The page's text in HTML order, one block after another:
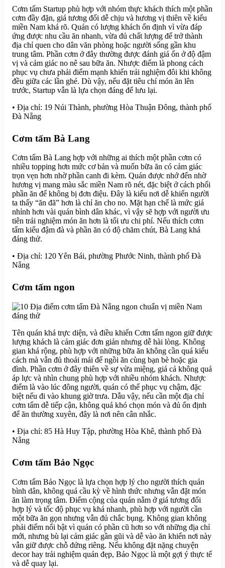
Cơm tấm Startup phù hợp với nhóm thực khách thích một phần
cơm đầy đặn, giá tương đối dễ chịu và hương vị thiên về kiểu
miền Nam khá rõ. Quán có lượng khách ổn định vì vừa đáp
ứng được nhu cầu ăn nhanh, vừa đủ chất lượng để trở thành
địa chỉ quen cho dân văn phòng hoặc người sống gần khu
trung tâm. Phần cơm ở đây thường được đánh giá ổn ở độ đậm
vị và cảm giác no nê sau bữa ăn. Nhược điểm là phong cách
phục vụ chưa phải điểm mạnh khiến trải nghiệm đôi khi không
đều giữa các lần ghé. Dù vậy, nếu đặt tiêu chí món ăn lên
trước, Startup vẫn là lựa chọn đáng để lưu lại.
• Địa chỉ: 19 Núi Thành, phường Hòa Thuận Đông, thành phố
Đà Nẵng
Cơm tấm Bà Lang
Cơm tấm Bà Lang hợp với những ai thích một phần cơm có
nhiều topping hơn mức cơ bản và muốn bữa ăn có cảm giác
trọn vẹn hơn nhờ phần canh đi kèm. Quán được nhớ đến nhờ
hương vị mang màu sắc miền Nam rõ nét, đặc biệt ở cách phối
phần ăn để không bị đơn điệu. Đây là kiểu nơi dễ khiến người
ta thấy “ăn đã” hơn là chỉ ăn cho no. Mặt hạn chế là mức giá
nhỉnh hơn vài quán bình dân khác, vì vậy sẽ hợp với người ưu
tiên trải nghiệm món ăn hơn là tối ưu chi phí. Nếu thích cơm
tấm kiểu đậm đà và phần ăn có độ chăm chút, Bà Lang khá
đáng thử.
• Địa chỉ: 120 Yên Bái, phường Phước Ninh, thành phố Đà
Nẵng
Cơm tấm ngon
Tên quán khá trực diện, và điều khiến Cơm tấm ngon giữ được
lượng khách là cảm giác đơn giản nhưng dễ hài lòng. Không
gian khá rộng, phù hợp với những bữa ăn không cần quá kiểu
cách mà vẫn đủ thoải mái để ngồi ăn cùng bạn bè hoặc gia
đình. Phần cơm ở đây thiên về sự vừa miệng, giá cả không quá
áp lực và nhìn chung phù hợp với nhiều nhóm khách. Nhược
điểm là vào lúc đông người, quán có thể phục vụ chậm, đặc
biệt nếu đi vào khung giờ trưa. Dẫu vậy, nếu cần một địa chỉ
cơm tấm dễ tiếp cận, không quá khó chọn món và đủ ổn định
để ăn thường xuyên, đây là nơi nên cân nhắc.
• Địa chỉ: 85 Hà Huy Tập, phường Hòa Khê, thành phố Đà
Nẵng
Cơm tấm Bảo Ngọc
Cơm tấm Bảo Ngọc là lựa chọn hợp lý cho người thích quán
bình dân, không quá cầu kỳ về hình thức nhưng vẫn đặt món
ăn làm trọng tâm. Điểm cộng của quán nằm ở giá tương đối
hợp lý và tốc độ phục vụ khá nhanh, phù hợp với người cần
một bữa ăn gọn nhưng vẫn đủ chắc bụng. Không gian không
phải điểm nổi bật vì quán có phần cũ hơn so với những địa chỉ
mới, nhưng bù lại cảm giác gần gũi và dễ vào ăn khiến nơi này
vẫn giữ được chỗ đứng riêng. Nếu không đặt nặng chuyện
decor hay trải nghiệm quán đẹp, Bảo Ngọc là một gợi ý thực tế
và dễ quay lại.